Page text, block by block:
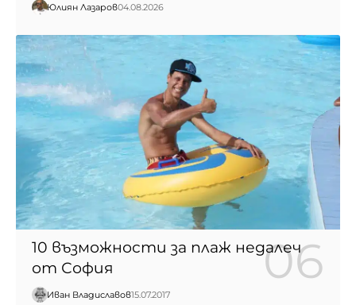
Юлиян Лазаров04.08.2026
10 възможности за плаж недалеч
от София
Иван Владиславов15.07.2017